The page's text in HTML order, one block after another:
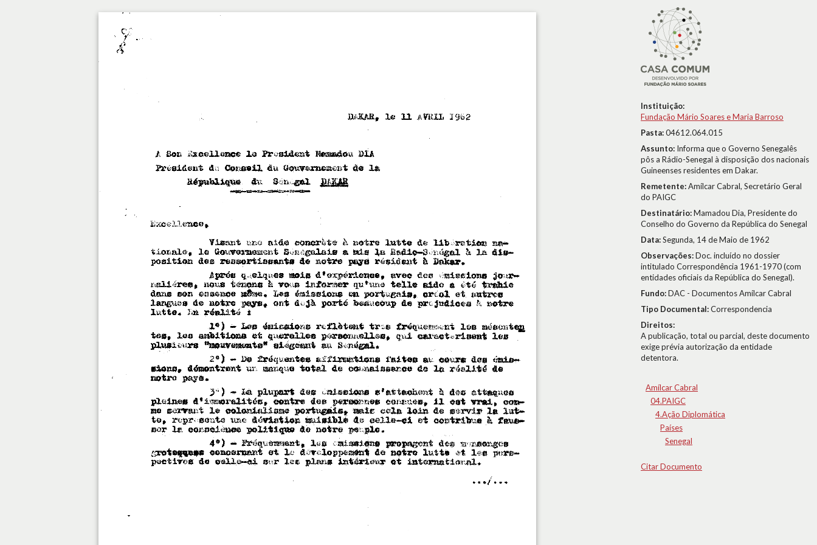
Instituição:
Fundação Mário Soares e Maria Barroso
Pasta:04612.064.015
Assunto: Informa que o Governo Senegalês
pôs a Rádio-Senegal à disposição dos nacionais
Guineenses residentes em Dakar.
Remetente:Amílcar Cabral, Secretário Geral
do PAIGC
Destinatário:Mamadou Dia, Presidente do
Conselho do Governo da República do Senegal
Data:Segunda, 14 de Maio de 1962
Observações:Doc. incluído no dossier
intitulado Correspondência 1961-1970 (com
entidades oficiais da República do Senegal).
Fundo:DAC - Documentos Amílcar Cabral
Tipo Documental:Correspondencia
Direitos:
A publicação, total ou parcial, deste documento
exige prévia autorização da entidade
detentora.
Amílcar Cabral
04.PAIGC
4.Ação Diplomática
Países
Senegal
Citar Documento